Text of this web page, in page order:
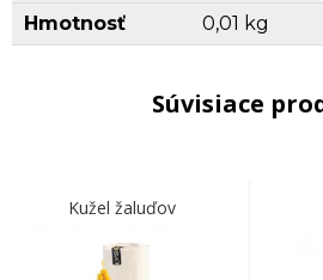
Hmotnosť
0,01 kg
Súvisiace
Kužel žaluďov